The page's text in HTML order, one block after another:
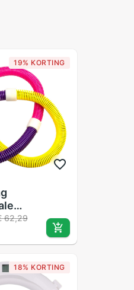
19% KORTING
Chilrd
Gewicht
Zachte
62,29
18% KORTING